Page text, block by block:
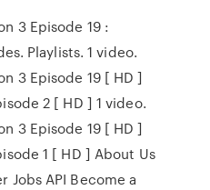
3 Episode 19 :
Playlists. 1 video.
3 Episode 19 [ HD ]
2 [ HD ] 1 video.
3 Episode 19 [ HD ]
1 [ HD ] About Us
Jobs API Become a